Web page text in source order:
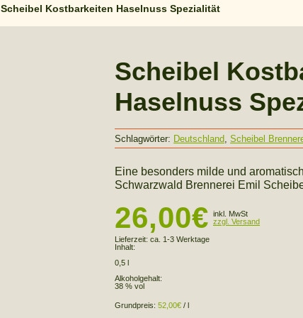
Scheibel Kostbarkeiten Haselnuss Spezialität
Scheibel
Haselnuss
Schlagwörter: Deutschland Scheibel
Eine besonders milde und
Schwarzwald Brennerei Emil
26,00€ inkl. MwSt
zzgl. Versand
Lieferzeit: ca. 1-3 Werktage
Inhalt:
0,5 l
Alkoholgehalt:
38 % vol
Grundpreis: 52,00€ / l